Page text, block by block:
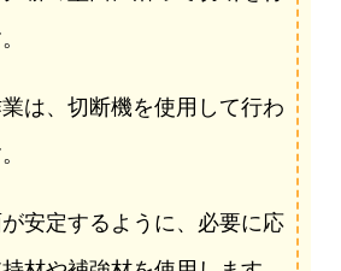
は、切断機を使用して行わ
安定するように、必要に応